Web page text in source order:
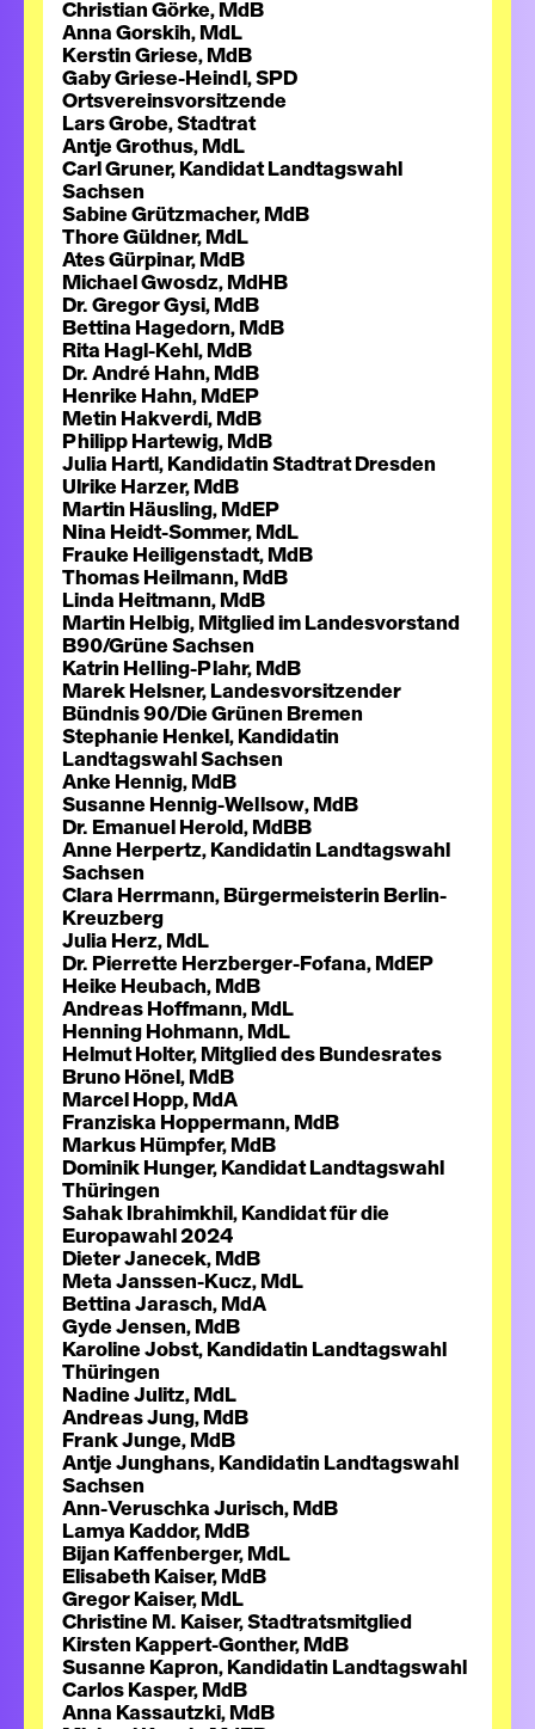
Christian Görke, MdB
Anna Gorskih, MdL
Kerstin Griese, MdB
Gaby Griese-Heindl, SPD
Ortsvereinsvorsitzende
Lars Grobe, Stadtrat
Antje Grothus, MdL
Carl Gruner, Kandidat Landtagswahl
Sachsen
Sabine Grützmacher, MdB
Thore Güldner, MdL
Ates Gürpinar, MdB
Michael Gwosdz, MdHB
Dr. Gregor Gysi, MdB
Bettina Hagedorn, MdB
Rita Hagl-Kehl, MdB
Dr. André Hahn, MdB
Henrike Hahn, MdEP
Metin Hakverdi, MdB
Philipp Hartewig, MdB
Julia Hartl, Kandidatin Stadtrat Dresden
Ulrike Harzer, MdB
Martin Häusling, MdEP
Nina Heidt-Sommer, MdL
Frauke Heiligenstadt, MdB
Thomas Heilmann, MdB
Linda Heitmann, MdB
Martin Helbig, Mitglied im Landesvorstand
B90/Grüne Sachsen
Katrin Helling-Plahr, MdB
Marek Helsner, Landesvorsitzender
Bündnis 90/Die Grünen Bremen
Stephanie Henkel, Kandidatin
Landtagswahl Sachsen
Anke Hennig, MdB
Susanne Hennig-Wellsow, MdB
Dr. Emanuel Herold, MdBB
Anne Herpertz, Kandidatin Landtagswahl
Sachsen
Clara Herrmann, Bürgermeisterin Berlin-
Kreuzberg
Julia Herz, MdL
Dr. Pierrette Herzberger-Fofana, MdEP
Heike Heubach, MdB
Andreas Hoffmann, MdL
Henning Hohmann, MdL
Helmut Holter, Mitglied des Bundesrates
Bruno Hönel, MdB
Marcel Hopp, MdA
Franziska Hoppermann, MdB
Markus Hümpfer, MdB
Dominik Hunger, Kandidat Landtagswahl
Thüringen
Sahak Ibrahimkhil, Kandidat für die
Europawahl 2024
Dieter Janecek, MdB
Meta Janssen-Kucz, MdL
Bettina Jarasch, MdA
Gyde Jensen, MdB
Karoline Jobst, Kandidatin Landtagswahl
Thüringen
Nadine Julitz, MdL
Andreas Jung, MdB
Frank Junge, MdB
Antje Junghans, Kandidatin Landtagswahl
Sachsen
Ann-Veruschka Jurisch, MdB
Lamya Kaddor, MdB
Bijan Kaffenberger, MdL
Elisabeth Kaiser, MdB
Gregor Kaiser, MdL
Christine M. Kaiser, Stadtratsmitglied
Kirsten Kappert-Gonther, MdB
Susanne Kapron, Kandidatin Landtagswahl
Carlos Kasper, MdB
Anna Kassautzki, MdB